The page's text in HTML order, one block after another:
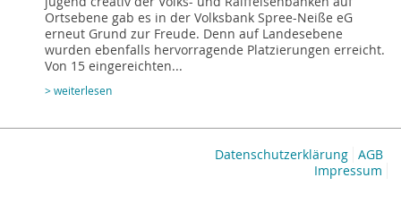
Ortsebene gab es in der Volksbank Spree-Neiße eG
erneut Grund zur Freude. Denn auf Landesebene
wurden ebenfalls hervorragende Platzierungen erreicht.
Von 15 eingereichten...
> weiterlesen
AGB
Datenschutzerklärung
Impressum